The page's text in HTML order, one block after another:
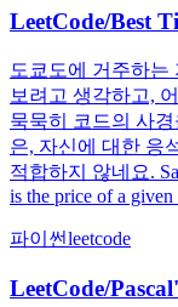
LeetCode/Best
도쿄도에 거주하는
보려고 생각하고,
묵묵히 코드의 사
은, 자신에 대한 응
적합하지 않네요.
is the price of a given
파이썬leetcode
LeetCode/